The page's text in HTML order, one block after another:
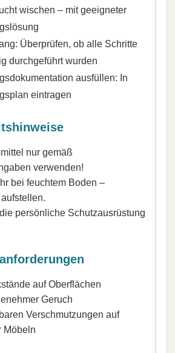
wischen – mit geeigneter
Überprüfen, ob alle Schritte
durchgeführt wurden
ausfüllen: In
eintragen
nur gemäß
verwenden!
bei feuchtem Boden –
persönliche Schutzausrüstung
auf Oberflächen
Geruch
Verschmutzungen auf
Möbeln